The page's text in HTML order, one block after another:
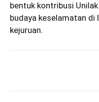
bentuk kontribusi
budaya keselamatan di
kejuruan.